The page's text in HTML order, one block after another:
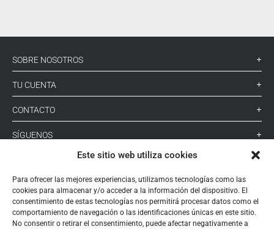
Este sitio web utiliza cookies
Para ofrecer las mejores experiencias, utilizamos tecnologías como las
cookies para almacenar y/o acceder a la información del dispositivo. El
consentimiento de estas tecnologías nos permitirá procesar datos como el
comportamiento de navegación o las identificaciones únicas en este sitio.
No consentir o retirar el consentimiento, puede afectar negativamente a
SOBRE NOSOTROS
TU CUENTA
CONTACTO
SÍGUENOS
+ 34 933 348 800
info@pihernz.com